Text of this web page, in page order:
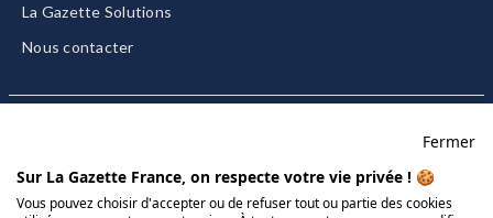
La Gazette Solutions
Nous contacter
CGU/CGV
Fermer
Sur La Gazette France, on respecte votre vie privée ! 🍪
Vous pouvez choisir d'accepter ou de refuser tout ou partie des cookies